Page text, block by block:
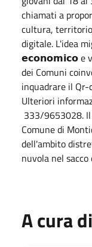
chiamati a
cultura,
digitale. L'idea
𝗲𝗰𝗼𝗻𝗼𝗺𝗶𝗰𝗼 e
dei Comuni
inquadrare il Qr-
Ulteriori
333/9653028. Il
Comune di
dell'ambito
nuvola nel sacco
A cura di